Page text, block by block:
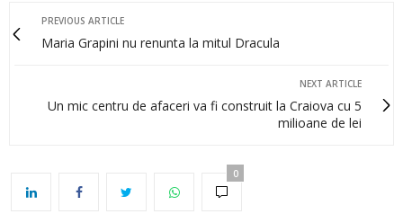
PREVIOUS ARTICLE
Maria Grapini nu renunta la mitul Dracula
NEXT ARTICLE
Un mic centru de afaceri va fi construit la Craiova cu 5
milioane de lei
0